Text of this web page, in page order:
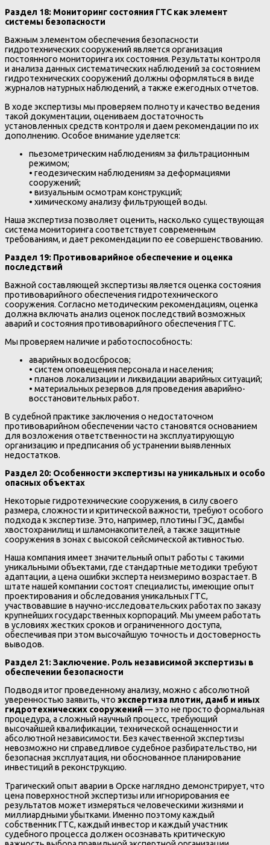
Раздел 18: Мониторинг состояния ГТС как элемент
системы безопасности
Важным элементом обеспечения безопасности
гидротехнических сооружений является организация
постоянного мониторинга их состояния. Результаты контроля
и анализа данных систематических наблюдений за состоянием
гидротехнических сооружений должны оформляться в виде
журналов натурных наблюдений, а также ежегодных отчетов.
В ходе экспертизы мы проверяем полноту и качество ведения
такой документации, оцениваем достаточность
установленных средств контроля и даем рекомендации по их
дополнению. Особое внимание уделяется:
пьезометрическим наблюдениям за фильтрационным
режимом;
• геодезическим наблюдениям за деформациями
сооружений;
• визуальным осмотрам конструкций;
• химическому анализу фильтрующей воды.
Наша экспертиза позволяет оценить, насколько существующая
система мониторинга соответствует современным
требованиям, и дает рекомендации по ее совершенствованию.
Раздел 19: Противоварийное обеспечение и оценка
последствий
Важной составляющей экспертизы является оценка состояния
противоварийного обеспечения гидротехнического
сооружения. Согласно методическим рекомендациям, оценка
должна включать анализ оценок последствий возможных
аварий и состояния противоварийного обеспечения ГТС.
Мы проверяем наличие и работоспособность:
аварийных водосбросов;
• систем оповещения персонала и населения;
• планов локализации и ликвидации аварийных ситуаций;
• материальных резервов для проведения аварийно-
восстановительных работ.
В судебной практике заключения о недостаточном
противоварийном обеспечении часто становятся основанием
для возложения ответственности на эксплуатирующую
организацию и предписания об устранении выявленных
недостатков.
Раздел 20: Особенности экспертизы на уникальных и особо
опасных объектах
Некоторые гидротехнические сооружения, в силу своего
размера, сложности и критической важности, требуют особого
подхода к экспертизе. Это, например, плотины ГЭС, дамбы
хвостохранилищ и шламонакопителей, а также защитные
сооружения в зонах с высокой сейсмической активностью.
Наша компания имеет значительный опыт работы с такими
уникальными объектами, где стандартные методики требуют
адаптации, а цена ошибки эксперта неизмеримо возрастает. В
штате нашей компании состоят специалисты, имеющие опыт
проектирования и обследования уникальных ГТС,
участвовавшие в научно-исследовательских работах по заказу
крупнейших государственных корпораций. Мы умеем работать
в условиях жестких сроков и ограниченного доступа,
обеспечивая при этом высочайшую точность и достоверность
выводов.
Раздел 21: Заключение. Роль независимой экспертизы в
обеспечении безопасности
Подводя итог проведенному анализу, можно с абсолютной
уверенностью заявить, что экспертиза плотин, дамб и иных
гидротехнических сооружений — это не просто формальная
процедура, а сложный научный процесс, требующий
высочайшей квалификации, технической оснащенности и
абсолютной независимости. Без качественной экспертизы
невозможно ни справедливое судебное разбирательство, ни
безопасная эксплуатация, ни обоснованное планирование
инвестиций в реконструкцию.
Трагический опыт аварии в Орске наглядно демонстрирует, что
цена поверхностной экспертизы или игнорирования ее
результатов может измеряться человеческими жизнями и
миллиардными убытками. Именно поэтому каждый
собственник ГТС, каждый инвестор и каждый участник
судебного процесса должен осознавать критическую